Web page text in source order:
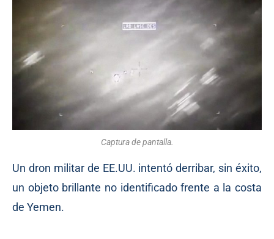
Captura de pantalla.
Un dron militar de EE.UU. intentó derribar, sin éxito,
un objeto brillante no identificado frente a la costa
de Yemen.